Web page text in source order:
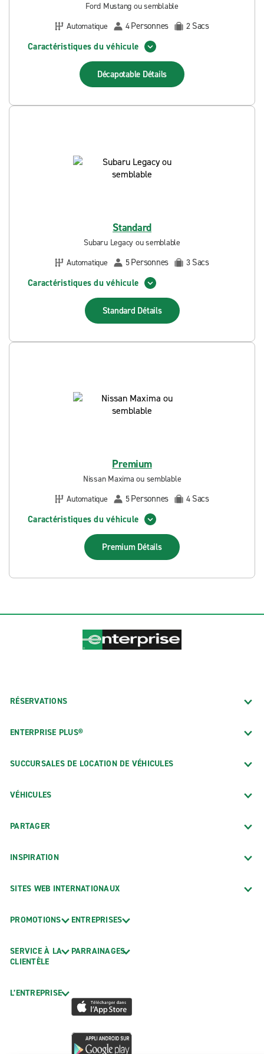
Ford Mustang ou semblable
Automatique
4Personnes 2 Sacs
Caractéristiques du véhicule
Décapotable Détails
Standard
Subaru Legacy ou semblable
Automatique
5Personnes 3 Sacs
Caractéristiques du véhicule
Standard Détails
Premium
Nissan Maxima ou semblable
Automatique
5Personnes 4 Sacs
Caractéristiques du véhicule
Premium Détails
RÉSERVATIONS
ENTERPRISE PLUS®
SUCCURSALES DE LOCATION DE VÉHICULES
VÉHICULES
PARTAGER
INSPIRATION
SITES WEB INTERNATIONAUX
PROMOTIONS
SERVICE À LA
CLIENTÈLE
L’ENTREPRISE
ENTREPRISES
PARRAINAGES